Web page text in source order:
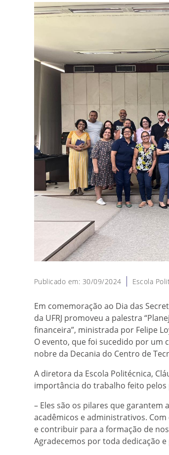
Publicado em: 30/09/2024 Escola
Em comemoração ao Dia das
da UFRJ promoveu a palestra
financeira”, ministrada por Felipe
O evento, que foi sucedido por um
nobre da Decania do Centro de
A diretora da Escola Politécnica,
importância do trabalho feito
– Eles são os pilares que garantem
acadêmicos e administrativos.
e contribuir para a formação de
Agradecemos por toda dedicação